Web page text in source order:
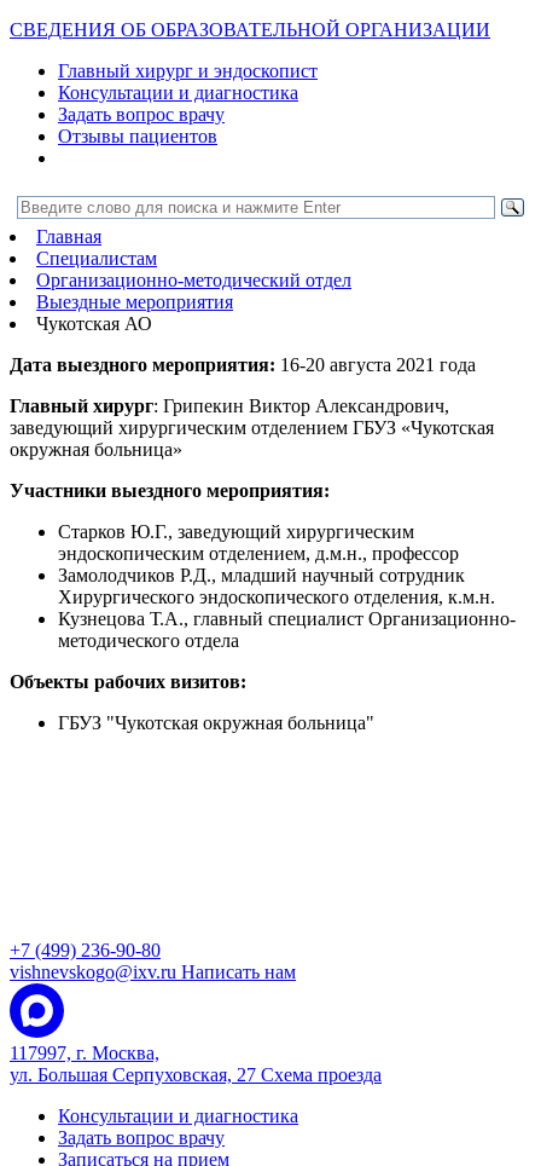
СВЕДЕНИЯ ОБ ОБРАЗОВАТЕЛЬНОЙ ОРГАНИЗАЦИИ
Главный хирург и эндоскопист
Консультации и диагностика
Задать вопрос врачу
Отзывы пациентов
Главная
Специалистам
Организационно-методический отдел
Выездные мероприятия
Чукотская АО
Дата выездного мероприятия: 16-20 августа 2021 года
Главный хирург: Грипекин Виктор Александрович,
заведующий хирургическим отделением ГБУЗ «Чукотская
окружная больница»
Участники выездного мероприятия:
Старков Ю.Г., заведующий хирургическим
эндоскопическим отделением, д.м.н., профессор
Замолодчиков Р.Д., младший научный сотрудник
Хирургического эндоскопического отделения, к.м.н.
Кузнецова Т.А., главный специалист Организационно-
методического отдела
Объекты рабочих визитов:
ГБУЗ "Чукотская окружная больница"
+7 (499) 236-90-80
vishnevskogo@ixv.ru Написать нам
117997, г. Москва,
ул. Большая Серпуховская, 27 Схема проезда
Консультации и диагностика
Задать вопрос врачу
Записаться на прием